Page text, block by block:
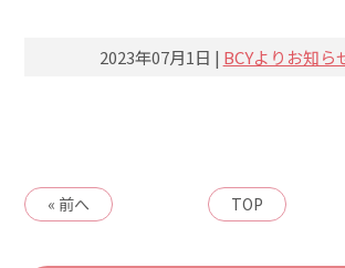
2023年07月1日 | BCYよりお知ら
« 前へ TOP